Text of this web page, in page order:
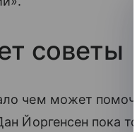
советы
чем может
Йоргенсен пока